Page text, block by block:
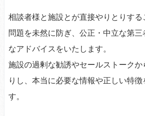
相談者様と施設とが直接やりとりする
問題を未然に防ぎ、公正・中立な第
なアドバイスをいたします。
施設の過剰な勧誘やセールストーク
りし、本当に必要な情報や正しい特徴
す。